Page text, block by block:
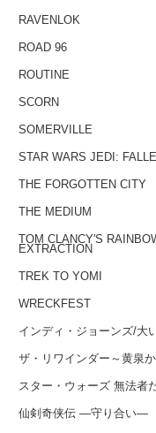
RAVENLOK
ROAD 96
ROUTINE
SCORN
SOMERVILLE
STAR WARS JEDI:
THE FORGOTTEN CITY
THE MEDIUM
TOM CLANCY'S
EXTRACTION
TREK TO YOMI
WRECKFEST
インディ・ジョーンズ/大
ザ・リワインダー～黄泉
スター・ウォーズ 無法者
仙剣奇侠伝 ―守り合い―